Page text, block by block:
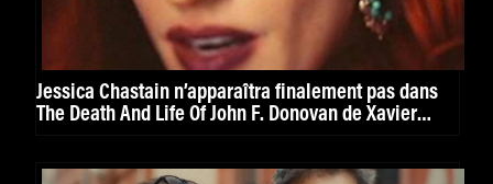
Jessica Chastain n’apparaîtra finalement pas dans
The Death And Life Of John F. Donovan de Xavier